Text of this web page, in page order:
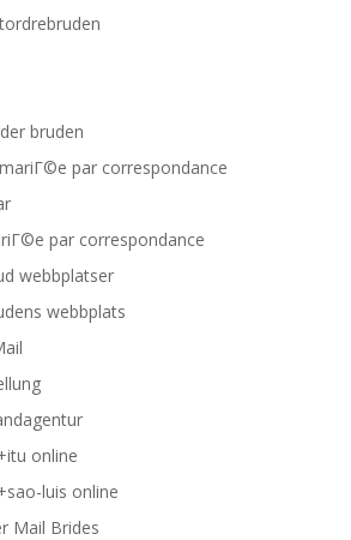
bruden
par correspondance
par correspondance
webbplatser
webbplats
online
luis online
Mail Brides